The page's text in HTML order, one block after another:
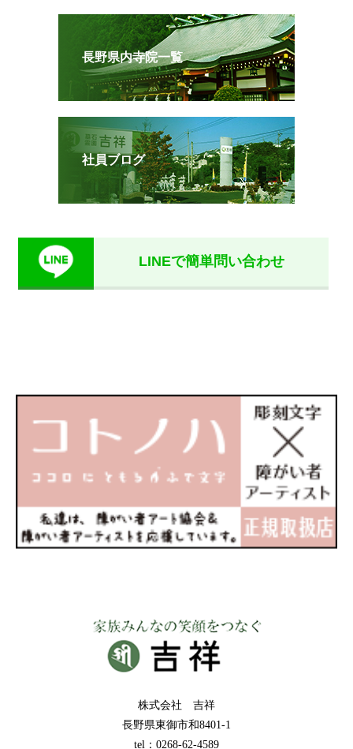
長野県内寺院一覧
社員ブログ
LINEで簡単問い合わせ
株式会社 吉祥
長野県東御市和8401-1
tel：0268-62-4589